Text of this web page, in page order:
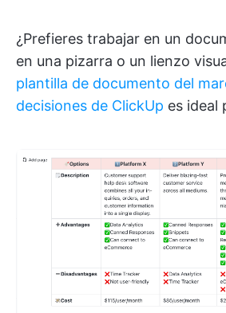
¿Prefieres trabajar en un
en una pizarra o un lienzo
plantilla de documento del
decisiones de ClickUp es ideal